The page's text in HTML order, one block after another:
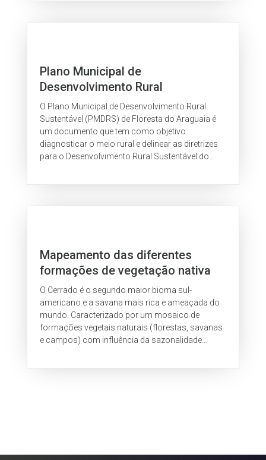
apresentados a seguir a partir de cada um dos
temas elencados, com indicações de problemas
Plano Municipal de
Desenvolvimento Rural
Sustentável – Floresta Araguaia
O Plano Municipal de Desenvolvimento Rural
Sustentável (PMDRS) de Floresta do Araguaia é
um documento que tem como objetivo
diagnosticar o meio rural e delinear as diretrizes
para o Desenvolvimento Rural Sustentável do
Mapeamento das diferentes
formações de vegetação nativa
do Cerrado nos últimos 30 anos
O Cerrado é o segundo maior bioma sul-
americano e a savana mais rica e ameaçada do
mundo. Caracterizado por um mosaico de
formações vegetais naturais (florestas, savanas
e campos) com influência da sazonalidade